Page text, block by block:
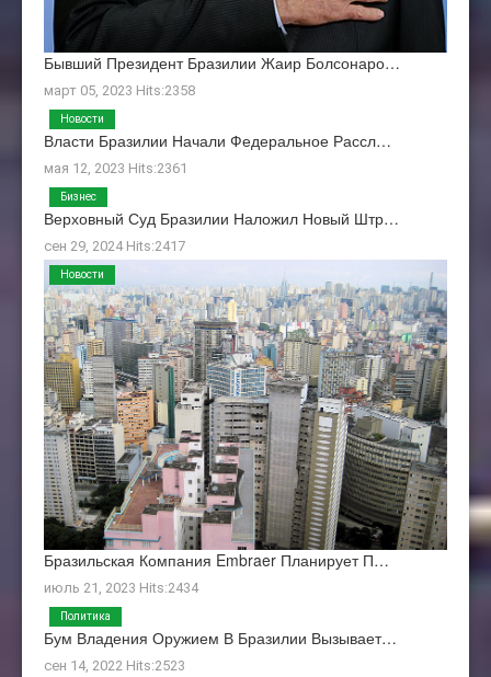
Бывший Президент Бразилии Жаир Болсонаро…
март 05, 2023 Hits:2358
Власти Бразилии Начали Федеральное Рассл…
мая 12, 2023 Hits:2361
Новости
Верховный Суд Бразилии Наложил Новый Штр…
сен 29, 2024 Hits:2417
Бизнес
Бразильская Компания Embraer Планирует П…
июль 21, 2023 Hits:2434
Новости
Бум Владения Оружием В Бразилии Вызывает…
сен 14, 2022 Hits:2523
Политика